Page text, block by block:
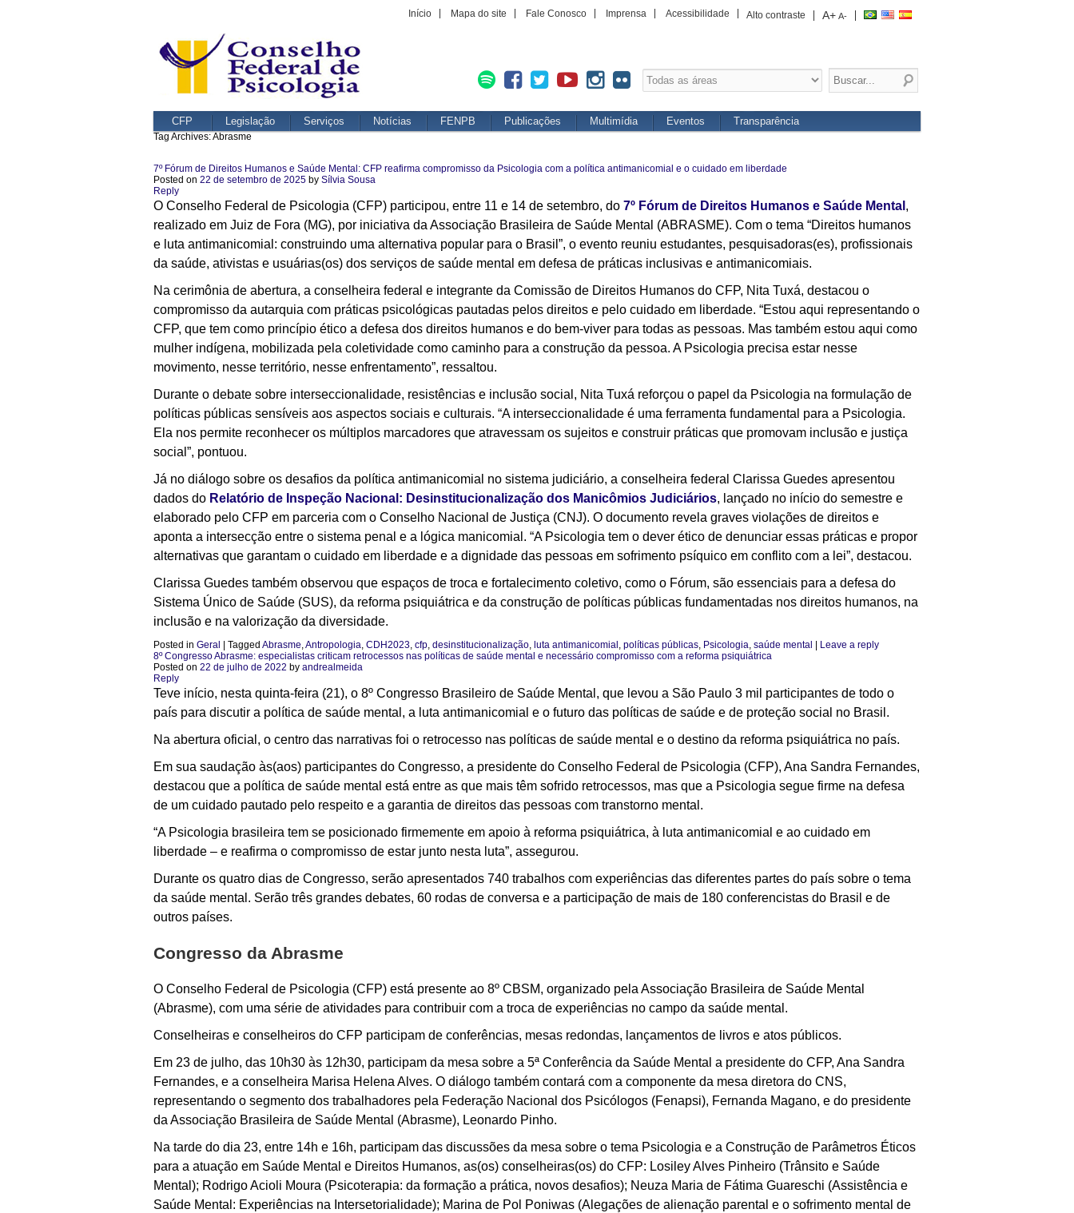
A+ A-
Alto contraste
Início Mapa do site Fale Conosco Imprensa Acessibilidade
CFP Legislação Serviços Notícias FENPB Publicações Multimídia Eventos Transparência
Tag Archives:Abrasme
7º Fórum de Direitos Humanos e Saúde Mental: CFP reafirma compromisso da Psicologia com a política antimanicomial e o cuidado em liberdade
Posted on 22 de setembro de 2025 by Sílvia Sousa
Reply
O Conselho Federal de Psicologia (CFP) participou, entre 11 e 14 de setembro, do 7º Fórum de Direitos Humanos e Saúde Mental ,
realizado em Juiz de Fora (MG), por iniciativa da Associação Brasileira de Saúde Mental (ABRASME). Com o tema “Direitos humanos
e luta antimanicomial: construindo uma alternativa popular para o Brasil”, o evento reuniu estudantes, pesquisadoras(es), profissionais
da saúde, ativistas e usuárias(os) dos serviços de saúde mental em defesa de práticas inclusivas e antimanicomiais.
Na cerimônia de abertura, a conselheira federal e integrante da Comissão de Direitos Humanos do CFP, Nita Tuxá, destacou o
compromisso da autarquia com práticas psicológicas pautadas pelos direitos e pelo cuidado em liberdade. “Estou aqui representando o
CFP, que tem como princípio ético a defesa dos direitos humanos e do bem-viver para todas as pessoas. Mas também estou aqui como
mulher indígena, mobilizada pela coletividade como caminho para a construção da pessoa. A Psicologia precisa estar nesse
movimento, nesse território, nesse enfrentamento”, ressaltou.
Durante o debate sobre interseccionalidade, resistências e inclusão social, Nita Tuxá reforçou o papel da Psicologia na formulação de
políticas públicas sensíveis aos aspectos sociais e culturais. “A interseccionalidade é uma ferramenta fundamental para a Psicologia.
Ela nos permite reconhecer os múltiplos marcadores que atravessam os sujeitos e construir práticas que promovam inclusão e justiça
social”, pontuou.
Já no diálogo sobre os desafios da política antimanicomial no sistema judiciário, a conselheira federal Clarissa Guedes apresentou
dados do Relatório de Inspeção Nacional: Desinstitucionalização dos Manicômios Judiciários, lançado no início do semestre e
elaborado pelo CFP em parceria com o Conselho Nacional de Justiça (CNJ). O documento revela graves violações de direitos e
aponta a intersecção entre o sistema penal e a lógica manicomial. “A Psicologia tem o dever ético de denunciar essas práticas e propor
alternativas que garantam o cuidado em liberdade e a dignidade das pessoas em sofrimento psíquico em conflito com a lei”, destacou.
Clarissa Guedes também observou que espaços de troca e fortalecimento coletivo, como o Fórum, são essenciais para a defesa do
Sistema Único de Saúde (SUS), da reforma psiquiátrica e da construção de políticas públicas fundamentadas nos direitos humanos, na
inclusão e na valorização da diversidade.
Posted in Geral Tagged Abrasme,Antropologia, CDH2023, cfp, desinstitucionalização, luta antimanicomial , políticas públicas, Psicologia, saúde mental
Leave a reply
8º Congresso Abrasme: especialistas criticam retrocessos nas políticas de saúde mental e necessário compromisso com a reforma psiquiátrica
Posted on 22 de julho de 2022 by andrealmeida
Reply
Teve início, nesta quinta-feira (21), o 8º Congresso Brasileiro de Saúde Mental, que levou a São Paulo 3 mil participantes de todo o
país para discutir a política de saúde mental, a luta antimanicomial e o futuro das políticas de saúde e de proteção social no Brasil.
Na abertura oficial, o centro das narrativas foi o retrocesso nas políticas de saúde mental e o destino da reforma psiquiátrica no país.
Em sua saudação às(aos) participantes do Congresso, a presidente do Conselho Federal de Psicologia (CFP), Ana Sandra Fernandes,
destacou que a política de saúde mental está entre as que mais têm sofrido retrocessos, mas que a Psicologia segue firme na defesa
de um cuidado pautado pelo respeito e a garantia de direitos das pessoas com transtorno mental.
“A Psicologia brasileira tem se posicionado firmemente em apoio à reforma psiquiátrica, à luta antimanicomial e ao cuidado em
liberdade – e reafirma o compromisso de estar junto nesta luta”, assegurou.
Durante os quatro dias de Congresso, serão apresentados 740 trabalhos com experiências das diferentes partes do país sobre o tema
da saúde mental. Serão três grandes debates, 60 rodas de conversa e a participação de mais de 180 conferencistas do Brasil e de
outros países.
Congresso da Abrasme
O Conselho Federal de Psicologia (CFP) está presente ao 8º CBSM, organizado pela Associação Brasileira de Saúde Mental
(Abrasme), com uma série de atividades para contribuir com a troca de experiências no campo da saúde mental.
Conselheiras e conselheiros do CFP participam de conferências, mesas redondas, lançamentos de livros e atos públicos.
Em 23 de julho, das 10h30 às 12h30, participam da mesa sobre a 5ª Conferência da Saúde Mental a presidente do CFP, Ana Sandra
Fernandes, e a conselheira Marisa Helena Alves. O diálogo também contará com a componente da mesa diretora do CNS,
representando o segmento dos trabalhadores pela Federação Nacional dos Psicólogos (Fenapsi), Fernanda Magano, e do presidente
da Associação Brasileira de Saúde Mental (Abrasme), Leonardo Pinho.
Na tarde do dia 23, entre 14h e 16h, participam das discussões da mesa sobre o tema Psicologia e a Construção de Parâmetros Éticos
para a atuação em Saúde Mental e Direitos Humanos, as(os) conselheiras(os) do CFP: Losiley Alves Pinheiro (Trânsito e Saúde
Mental); Rodrigo Acioli Moura (Psicoterapia: da formação a prática, novos desafios); Neuza Maria de Fátima Guareschi (Assistência e
Saúde Mental: Experiências na Intersetorialidade); Marina de Pol Poniwas (Alegações de alienação parental e o sofrimento mental de